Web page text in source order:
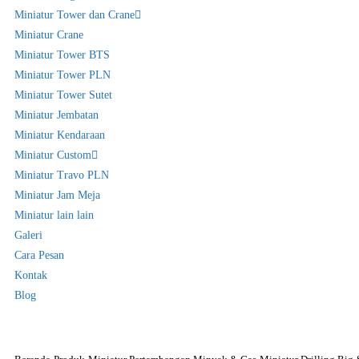
Miniatur Tower dan Crane
Miniatur Crane
Miniatur Tower BTS
Miniatur Tower PLN
Miniatur Tower Sutet
Miniatur Jembatan
Miniatur Kendaraan
Miniatur Custom
Miniatur Travo PLN
Miniatur Jam Meja
Miniatur lain lain
Galeri
Cara Pesan
Kontak
Blog